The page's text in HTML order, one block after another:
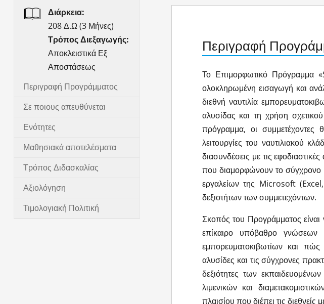
Διάρκεια:
208 Δ.Ω (3 Μήνες)
Τρόπος Διεξαγωγής:
Αποκλειστικά Εξ
Αποστάσεως
Περιγραφή Προγράμματος
Σε ποιους απευθύνεται
Ενότητες
Μαθησιακά αποτελέσματα
Τρόπος Διδασκαλίας
Αξιολόγηση
Τιμολογιακή Πολιτική
Περιγραφή
Το Επιμορφωτικό Πρόγραμμα
ολοκληρωμένη εισαγωγή και
διεθνή ναυτιλία
αλυσίδας και τη χρήση
πρόγραμμα, οι συμμετέχοντες
λειτουργίες του ναυτιλιακού
διασυνδέσεις με τις
που διαμορφώνουν το σύγχρονο
εργαλείων της Microsoft
δεξιοτήτων των συμμετεχόντων.
Σκοπός του Προγράμματος είναι
επίκαιρο υπόβαθρο γνώσεων
εμπορευματοκιβωτίων και πώς
αλυσίδες και τις σύγχρονες
δεξιότητες των
λιμενικών και
πλαισίου που διέπει τις